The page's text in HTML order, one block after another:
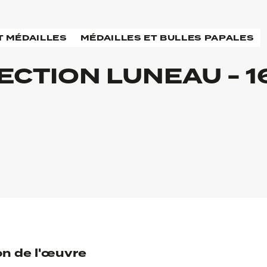
MÉDAILLES MÉDAILLES ET BULLES PAPALES
LUNEAU -
de l'œuvre